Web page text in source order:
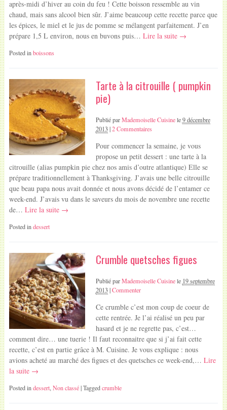
après-midi d’hiver au coin du feu ! Cette boisson ressemble au vin
chaud, mais sans alcool bien sûr. J’aime beaucoup cette recette parce que
les épices, le miel et le jus de pomme se mélangent parfaitement. J’en
prépare 1,5 L environ, nous en buvons puis… Lire la suite →
Posted inboissons
Tarte à la citrouille ( pumpkin
pie)
Publié parMademoiselle Cuisinele9 décembre
2013|2 Commentaires
Pour commencer la semaine, je vous
propose un petit dessert : une tarte à la
citrouille (alias pumpkin pie chez nos amis d’outre atlantique) Elle se
prépare traditionnellement à Thanksgiving. J’avais une belle citrouille
que beau papa nous avait donnée et nous avons décidé de l’entamer ce
week-end. J’avais vu dans le saveurs du mois de novembre une recette
de… Lire la suite →
Posted indessert
Crumble quetsches figues
Publié parMademoiselle Cuisinele 19 septembre
2013|Commenter
Ce crumble c’est mon coup de coeur de
cette rentrée. Je l’ai réalisé un peu par
hasard et je ne regrette pas, c’est…
comment dire… une tuerie ! Il faut reconnaitre que si j’ai fait cette
recette, c’est en partie grâce à M. Cuisine. Je vous explique : nous
avions acheté au marché des figues et des quetsches ce week-end,… Lire
la suite →
Posted indessert, Non classé | Taggedcrumble